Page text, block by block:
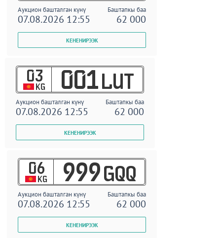
Аукцион башталган күнү Баштапкы баа
07.08.2026 12:55 62 000
03
KG 001 LUT
Аукцион башталган күнү Баштапкы баа
07.08.2026 12:55 62 000
06
KG 999 GQQ
Аукцион башталган күнү Баштапкы баа
07.08.2026 12:55 62 000